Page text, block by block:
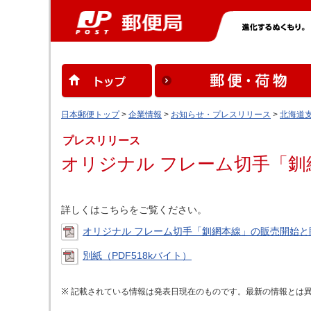
日本郵便トップ> 企業情報 > お知らせ・プレスリリース > 北海道
プレスリリース
オリジナル フレーム切手「
詳しくはこちらをご覧ください。
オリジナル フレーム切手「釧網本線」の販売開始
別紙（PDF518kバイト）
記載されている情報は発表日現在のものです。最新の情報とは